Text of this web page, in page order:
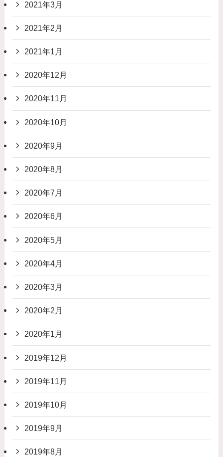
2021年3月
2021年2月
2021年1月
2020年12月
2020年11月
2020年10月
2020年9月
2020年8月
2020年7月
2020年6月
2020年5月
2020年4月
2020年3月
2020年2月
2020年1月
2019年12月
2019年11月
2019年10月
2019年9月
2019年8月